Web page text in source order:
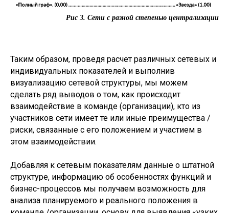
Рис 3. Сети с разной степенью централизации
Таким образом, проведя расчет различных сетевых и
индивидуальных показателей и выполнив
визуализацию сетевой структуры, мы можем
сделать ряд выводов о том, как происходит
взаимодействие в команде (организации), кто из
участников сети имеет те или иные преимущества /
риски, связанные с его положением и участием в
этом взаимодействии.
Добавляя к сетевым показателям данные о штатной
структуре, информацию об особенностях функций и
бизнес-процессов мы получаем возможность для
анализа планируемого и реального положения в